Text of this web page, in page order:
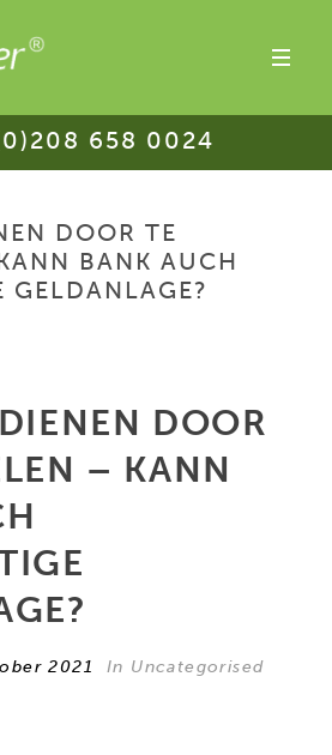
658 0024
DOOR TE
BANK AUCH
GELDANLAGE?
DOOR
– KANN
2021 In Uncategorised